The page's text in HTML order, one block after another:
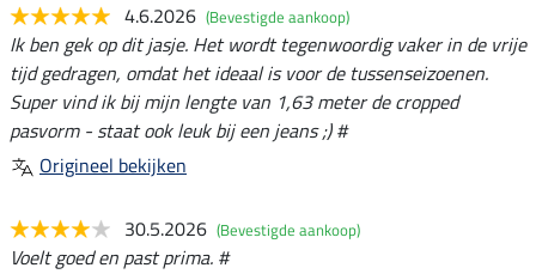
4.6.2026 (Bevestigde aankoop)
Ik ben gek op dit jasje. Het wordt tegenwoordig vaker in de vrije
tijd gedragen, omdat het ideaal is voor de tussenseizoenen.
Super vind ik bij mijn lengte van 1,63 meter de cropped
pasvorm - staat ook leuk bij een jeans ;) #
Origineel bekijken
30.5.2026 (Bevestigde aankoop)
Voelt goed en past prima. #